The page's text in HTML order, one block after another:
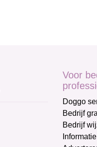
Voor
Doggo
Bedrijf
Bedrijf